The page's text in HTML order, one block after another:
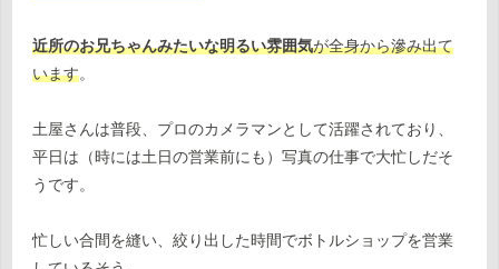
近所のお兄ちゃんみたいな明るい雰囲気が全身から滲み出て
います。
土屋さんは普段、プロのカメラマンとして活躍されており、
平日は（時には土日の営業前にも）写真の仕事で大忙しだそ
うです。
忙しい合間を縫い、絞り出した時間でボトルショップを営業